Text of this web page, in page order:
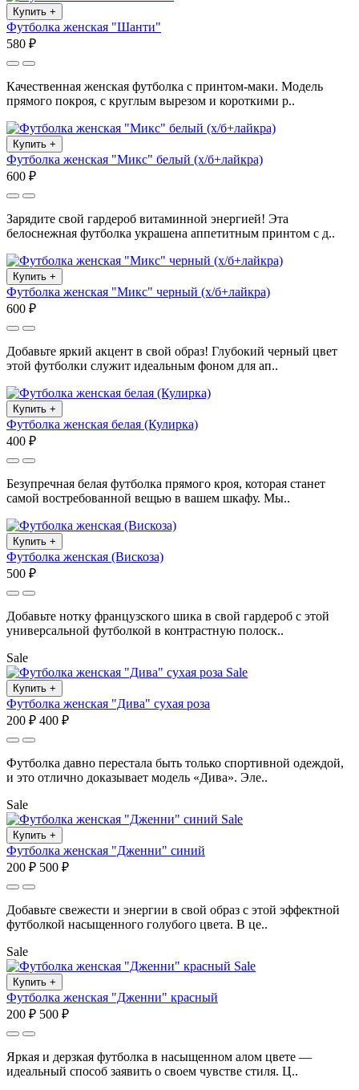
Купить +
Футболка женская "Шанти"
580 ₽
Качественная женская футболка с принтом-маки. Модель
прямого покроя, с круглым вырезом и короткими р..
Купить +
Футболка женская "Микс" белый (х/б+лайкра)
600 ₽
Зарядите свой гардероб витаминной энергией! Эта
белоснежная футболка украшена аппетитным принтом с д..
Купить +
Футболка женская "Микс" черный (х/б+лайкра)
600 ₽
Добавьте яркий акцент в свой образ! Глубокий черный цвет
этой футболки служит идеальным фоном для ап..
Купить +
Футболка женская белая (Кулирка)
400 ₽
Безупречная белая футболка прямого кроя, которая станет
самой востребованной вещью в вашем шкафу. Мы..
Купить +
Футболка женская (Вискоза)
500 ₽
Добавьте нотку французского шика в свой гардероб с этой
универсальной футболкой в контрастную полоск..
Sale
Sale
Купить +
Футболка женская "Дива" сухая роза
200 ₽ 400 ₽
Футболка давно перестала быть только спортивной одеждой,
и это отлично доказывает модель «Дива». Эле..
Sale
Sale
Купить +
Футболка женская "Дженни" синий
200 ₽ 500 ₽
Добавьте свежести и энергии в свой образ с этой эффектной
футболкой насыщенного голубого цвета. В це..
Sale
Sale
Купить +
Футболка женская "Дженни" красный
200 ₽ 500 ₽
Яркая и дерзкая футболка в насыщенном алом цвете —
идеальный способ заявить о своем чувстве стиля. Ц..